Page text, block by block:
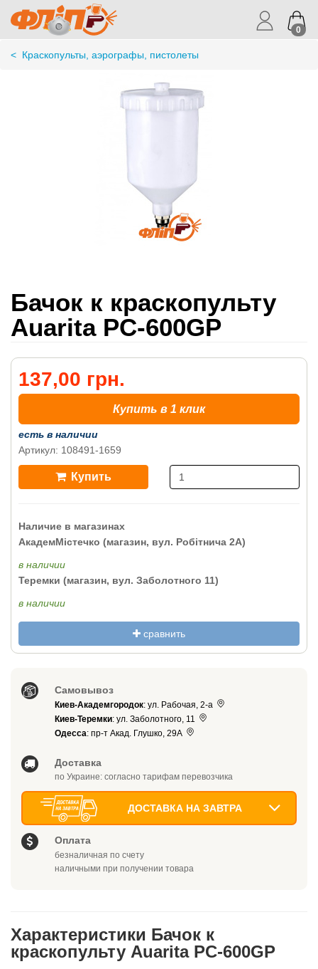
0
< Краскопульты, аэрографы, пистолеты
Бачок к краскопульту
Auarita PC-600GP
137,00 грн.
Купить в 1 клик
есть в наличии
Артикул: 108491-1659
Купить
Наличие в магазинах
АкадемМістечко (магазин, вул. Робітнича 2А)
в наличии
Теремки (магазин, вул. Заболотного 11)
в наличии
сравнить
Самовывоз
Киев-Академгородок: ул. Рабочая, 2-а
Киев-Теремки: ул. Заболотного, 11
Одесса: пр-т Акад. Глушко, 29А
Доставка
по Украине: согласно тарифам перевозчика
ДОСТАВКА НА ЗАВТРА
Оплата
безналичная по счету
наличными при получении товара
Характеристики Бачок к
краскопульту Auarita PC-600GP